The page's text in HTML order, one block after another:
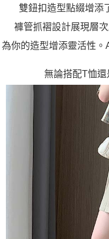
雙鈕扣造型點綴增添
褲管抓褶設計展現層
為你的造型增添靈活性
無論搭配T恤還